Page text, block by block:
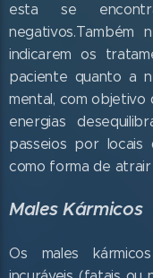
esta se
indicarem os
paciente quanto a
mental, com objetivo
energias
passeios por
como forma de
Males Kármicos
Os males